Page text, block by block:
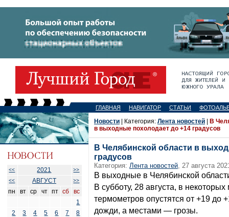
ГЛАВНАЯ НАВИГАТОР СТАТЬИ
<< 2021
>>
<<
АВГУСТ >>
пн вт ср чт пт сб
вс
1
2
3 4 5 6 7
8
Новости | Категория: Лента новостей
В
в выходные похолодает до +14 градусов
В Челябинской области в
градусов
Категория: Лента новостей, 27 августа
В выходные в Челябинской
В субботу, 28 августа, в
термометров опустятся от +19
дожди, а местами — грозы.